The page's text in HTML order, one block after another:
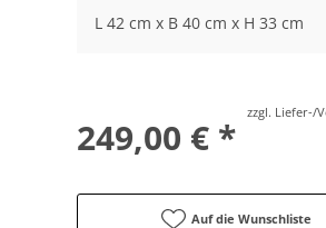
L 42 cm x B 40 cm x H 33 cm
249,00 € *
zzgl. Liefer-/
Auf die Wunschliste